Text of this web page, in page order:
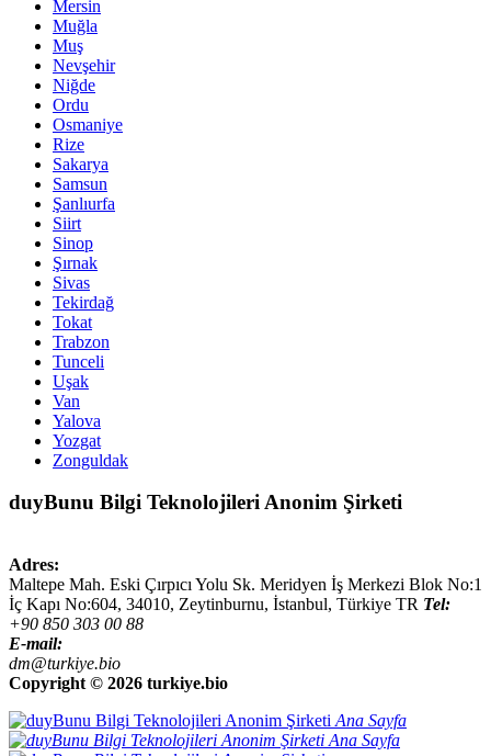
Mersin
Muğla
Muş
Nevşehir
Niğde
Ordu
Osmaniye
Rize
Sakarya
Samsun
Şanlıurfa
Siirt
Sinop
Şırnak
Sivas
Tekirdağ
Tokat
Trabzon
Tunceli
Uşak
Van
Yalova
Yozgat
Zonguldak
duyBunu Bilgi Teknolojileri Anonim Şirketi
Adres:
Maltepe Mah. Eski Çırpıcı Yolu Sk. Meridyen İş Merkezi Blok No:1
İç Kapı No:604, 34010, Zeytinburnu, İstanbul, Türkiye TR Tel:
+90 850 303 00 88
E-mail:
dm@turkiye.bio
Copyright © 2026 turkiye.bio
Ana Sayfa
Ana Sayfa